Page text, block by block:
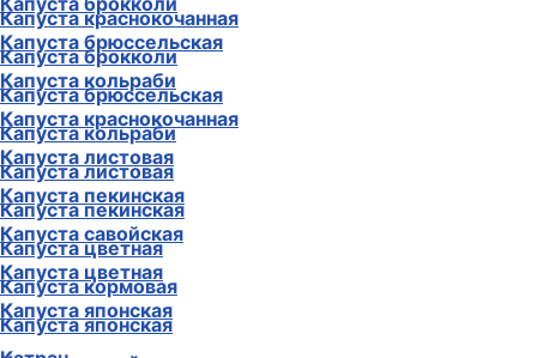
Капуста брюссельская
Капуста кольраби
Капуста краснокочанная
Капуста листовая
Капуста пекинская
Капуста савойская
Капуста цветная
Капуста японская
Капуста краснокочанная
Капуста брокколи
Капуста брюссельская
Капуста кольраби
Капуста листовая
Капуста пекинская
Капуста цветная
Капуста кормовая
Капуста японская